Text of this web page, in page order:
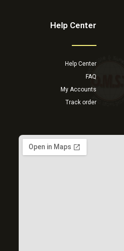
Help Center
Help Center
FAQ
My Accounts
Track order